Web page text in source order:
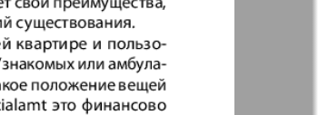
Вечерняя газета
Wadim